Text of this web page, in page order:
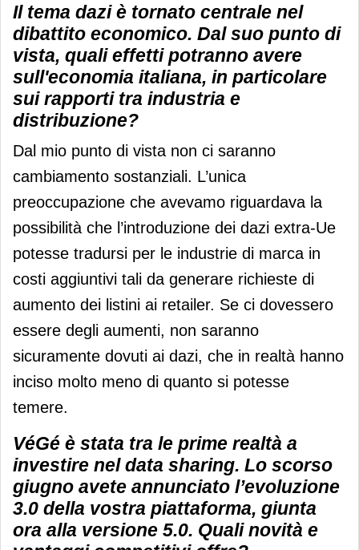
Il tema dazi è tornato centrale nel
dibattito economico. Dal suo punto di
vista, quali effetti potranno avere
sull'economia italiana, in particolare
sui rapporti tra industria e
distribuzione?
Dal mio punto di vista non ci saranno
cambiamento sostanziali. L’unica
preoccupazione che avevamo riguardava la
possibilità che l’introduzione dei dazi extra-Ue
potesse tradursi per le industrie di marca in
costi aggiuntivi tali da generare richieste di
aumento dei listini ai retailer. Se ci dovessero
essere degli aumenti, non saranno
sicuramente dovuti ai dazi, che in realtà hanno
inciso molto meno di quanto si potesse
temere.
VéGé è stata tra le prime realtà a
investire nel data sharing. Lo scorso
giugno avete annunciato l’evoluzione
3.0 della vostra piattaforma, giunta
ora alla versione 5.0. Quali novità e